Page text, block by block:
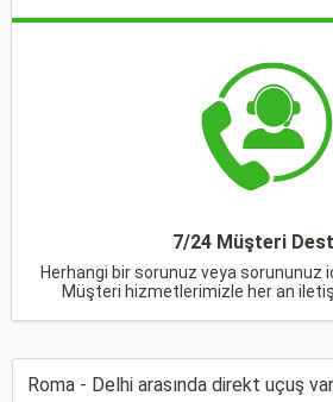
7/24 Müşteri
Herhangi bir sorunuz veya sorununuz
Müşteri hizmetlerimizle her an
Roma - Delhi arasında direkt uçuş var